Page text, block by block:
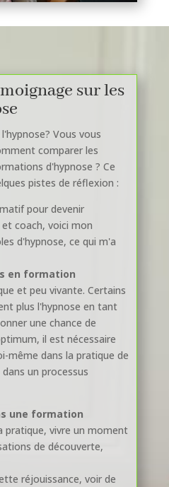
sur les
Vous vous
comparer les
d'hypnose ? Ce
pistes de réflexion :
pour devenir
coach, voici mon
d'hypnose, ce qui m'a
en formation
et peu vivante. Certains
plus l'hypnose en tant
une chance de
il est nécessaire
même dans la pratique de
un processus
une formation
pratique, vivre un moment
de découverte,
réjouissance, voir de